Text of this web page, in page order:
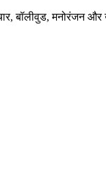
बॉलीवुड, मनोरंजन